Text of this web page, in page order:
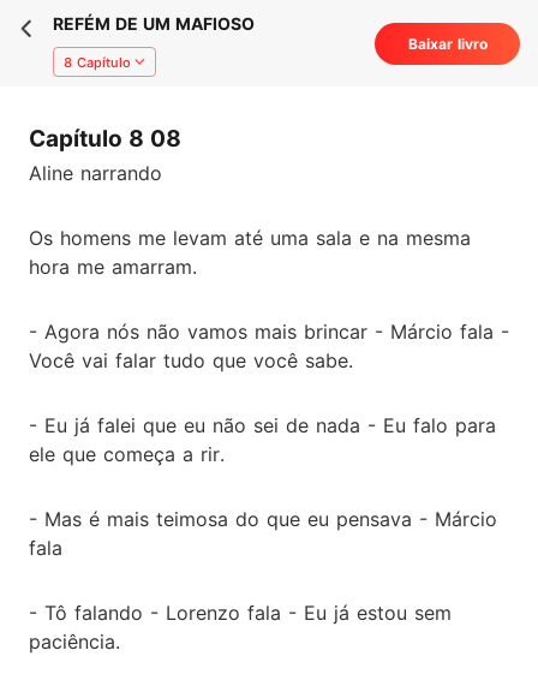
REFÉM DE UM MAFIOSO
8 Capítulo
Baixar livro
Capítulo 8 08
Aline narrando
Os homens me levam até uma sala e na mesma
hora me amarram.
- Agora nós não vamos mais brincar - Márcio fala -
Você vai falar tudo que você sabe.
- Eu já falei que eu não sei de nada - Eu falo para
ele que começa a rir.
- Mas é mais teimosa do que eu pensava - Márcio
fala
- Tô falando - Lorenzo fala - Eu já estou sem
paciência.